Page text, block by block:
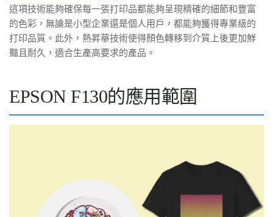
這項技術能夠確保每一張打印品都能夠呈現精確的細節和豐富
的色彩，無論是小型企業還是個人用戶，都能夠獲得專業級的
打印品質。此外，熱昇華技術使得顏色轉移到介質上後更加鮮
豔且耐久，適合生產高要求的產品。
EPSON F130的應用範圍